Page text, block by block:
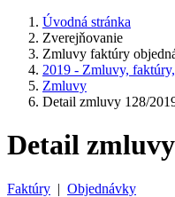
Úvodná stránka
Zverejňovanie
Zmluvy faktúry
2019 - Zmluvy,
Zmluvy
Detail zmluvy 128/
Detail
Faktúry | Objednávky